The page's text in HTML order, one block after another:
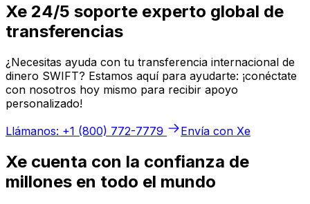
Xe 24/5 soporte experto global de
transferencias
¿Necesitas ayuda con tu transferencia internacional de
dinero SWIFT? Estamos aquí para ayudarte: ¡conéctate
con nosotros hoy mismo para recibir apoyo
personalizado!
Llámanos: +1 (800) 772-7779
Envía con Xe
Xe cuenta con la confianza de
millones en todo el mundo